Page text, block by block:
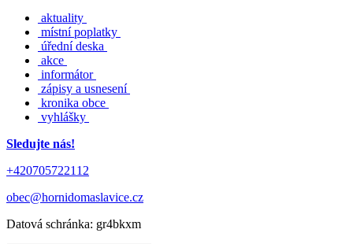
aktuality
místní poplatky
úřední deska
akce
informátor
zápisy a usnesení
kronika obce
vyhlášky
Sledujte nás!
+420705722112
obec@hornidomaslavice.cz
Datová schránka: gr4bkxm